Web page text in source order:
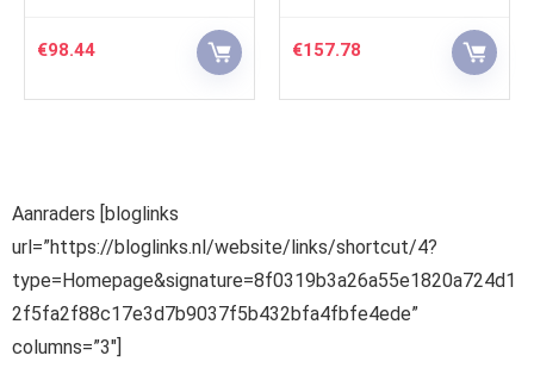
€157.78 €56.68
Aanraders [bloglinks
url=”https://bloglinks.nl/website/links/shortcut/4?
type=Homepage&signature=8f0319b3a26a55e1820a724d1
2f5fa2f88c17e3d7b9037f5b432bfa4fbfe4ede”
columns=”3″]